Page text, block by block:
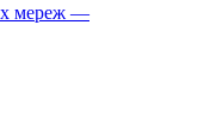
мереж —